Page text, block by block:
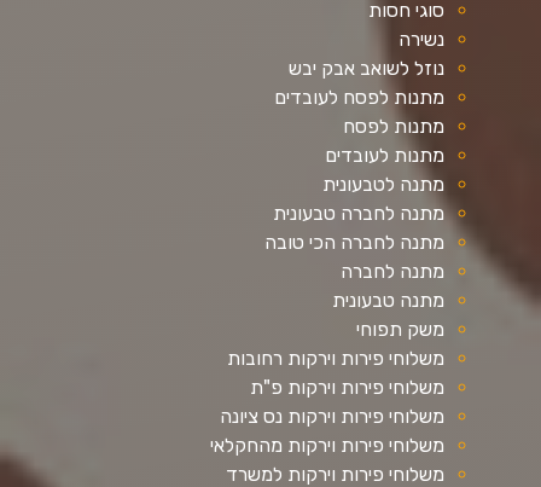
סוגי חסות
נשירה
נוזל לשואב אבק יבש
מתנות לפסח לעובדים
מתנות לפסח
מתנות לעובדים
מתנה לטבעונית
מתנה לחברה טבעונית
מתנה לחברה הכי טובה
מתנה לחברה
מתנה טבעונית
משק תפוחי
משלוחי פירות וירקות רחובות
משלוחי פירות וירקות פ"ת
משלוחי פירות וירקות נס ציונה
משלוחי פירות וירקות מהחקלאי
משלוחי פירות וירקות למשרד